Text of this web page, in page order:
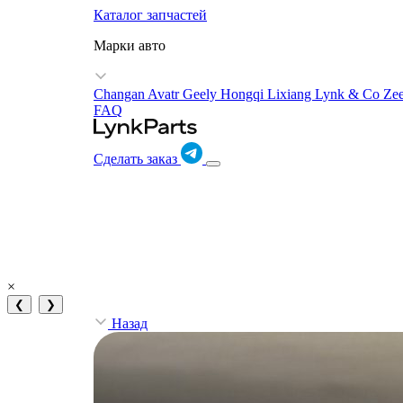
Каталог запчастей
Марки авто
Changan AvatrGeely Hongqi Lixiang Lynk & Co
FAQ
Сделать заказ
×
❮ ❯
Назад